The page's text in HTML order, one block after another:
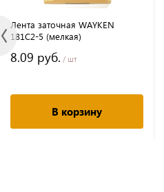
Лента заточная WAYKEN
181C2-5 (мелкая)
8.09 руб. / шт
В корзину